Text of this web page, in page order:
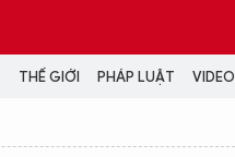
THẾ GIỚI PHÁP LUẬT VIDEO